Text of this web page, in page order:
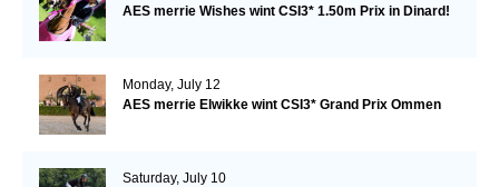
AES merrie Wishes wint CSI3* 1.50m Prix in Dinard!
Monday, July 12
AES merrie Elwikke wint CSI3* Grand Prix Ommen
Saturday, July 10